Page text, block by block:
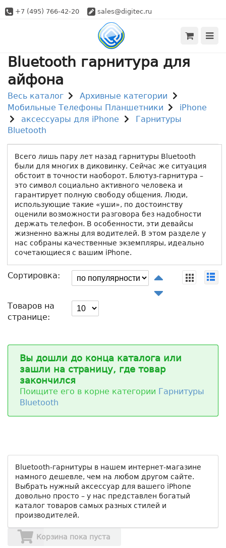
+7 (495) 766-42-20 sales@digitec.ru
Bluetooth гарнитура для
айфона
Весь каталог
Архивные категории
Мобильные Телефоны Планшетники
iPhone
аксессуары для iPhone
Гарнитуры
Bluetooth
Всего лишь пару лет назад гарнитуры Bluetooth
были для многих в диковинку. Сейчас же ситуация
обстоит в точности наоборот. Блютуз-гарнитура –
это символ социально активного человека и
гарантирует полную свободу общения. Люди,
использующие такие «уши», по достоинству
оценили возможности разговора без надобности
держать телефон. В особенности, эти девайсы
жизненно важны для водителей. В этом разделе у
нас собраны качественные экземпляры, идеально
сочетающиеся с вашим iPhone.
Сортировка:
Товаров на
странице:
Вы дошли до конца каталога или
зашли на страницу, где товар
закончился
Поищите его в корне категории Гарнитуры
Bluetooth
Bluetooth-гарнитуры в нашем интернет-магазине
намного дешевле, чем на любом другом сайте.
Выбрать нужный аксессуар для вашего iPhone
довольно просто – у нас представлен богатый
каталог товаров самых разных стилей и
производителей.
Корзина пока пуста